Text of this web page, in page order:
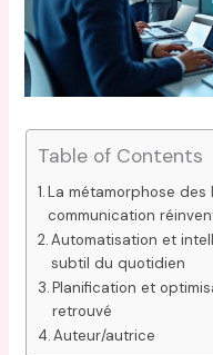
Table of Contents
La métamorphose
communication
Automatisation et
subtil du quotidien
Planification et
retrouvé
Auteur/autrice